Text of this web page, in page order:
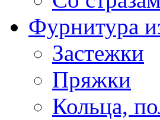
Фурнитура
Застежки
Пряжки
Кольца,